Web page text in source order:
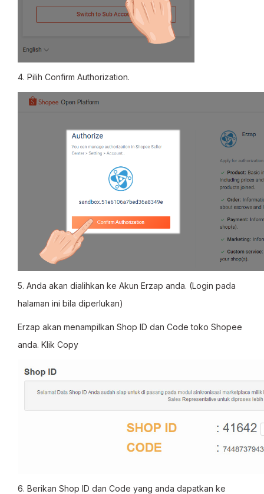
4. Pilih Confirm Authorization.
5. Anda akan dialihkan ke Akun Erzap anda. (Login pada
halaman ini bila diperlukan)
Erzap akan menampilkan Shop ID dan Code toko Shopee
anda. Klik Copy
6. Berikan Shop ID dan Code yang anda dapatkan ke